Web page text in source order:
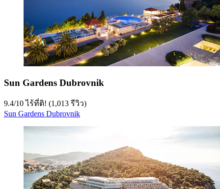
Sun Gardens Dubrovnik
9.4/10ไร้ที่ติ! (1,013 รีวิว)
Sun Gardens Dubrovnik